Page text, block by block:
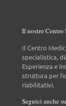
Il nostro Centro
Il Centro
specialistica,
Esperienza e
struttura per
riabilitativi.
Seguici anche